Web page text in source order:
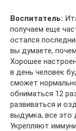
Воспитатель:
получаем еще
остался
вы думаете,
Хорошее
в день человек
сможет
обниматься 12
развиваться и
выдумка, все это
Укрепляют